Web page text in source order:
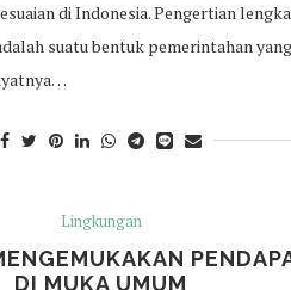
di Indonesia. Pengertian
suatu bentuk pemerintahan yang
Lingkungan
DI MUKA UMUM